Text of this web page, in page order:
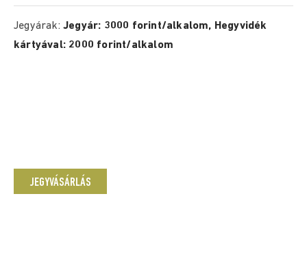
Jegyárak: Jegyár: 3000 forint/alkalom, Hegyvidék
kártyával: 2000 forint/alkalom
JEGYVÁSÁRLÁS